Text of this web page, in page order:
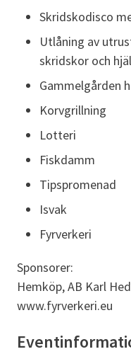
Skridskodisco
Utlåning av
skridskor och
Gammelgården
Korvgrillning
Lotteri
Fiskdamm
Tipspromenad
Isvak
Fyrverkeri
Sponsorer:
Hemköp, AB Karl
www.fyrverkeri.eu